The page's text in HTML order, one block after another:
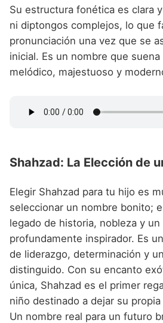
Su estructura fonética es clara
ni diptongos complejos, lo que
pronunciación una vez que se
inicial. Es un nombre que
melódico, majestuoso y
Shahzad: La Elección de
Elegir Shahzad para tu hijo es
seleccionar un nombre bonito;
legado de historia, nobleza y
profundamente inspirador. Es
de liderazgo, determinación y
distinguido. Con su encanto
única, Shahzad es el primer
niño destinado a dejar su
Un nombre real para un futuro